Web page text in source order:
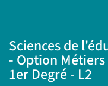
Sciences de
- Option
1er Degré - L2